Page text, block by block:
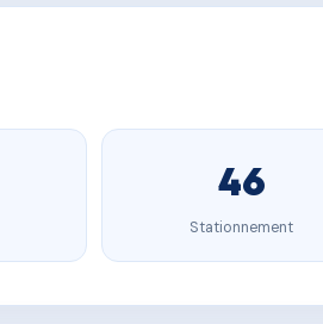
46
Stationnement